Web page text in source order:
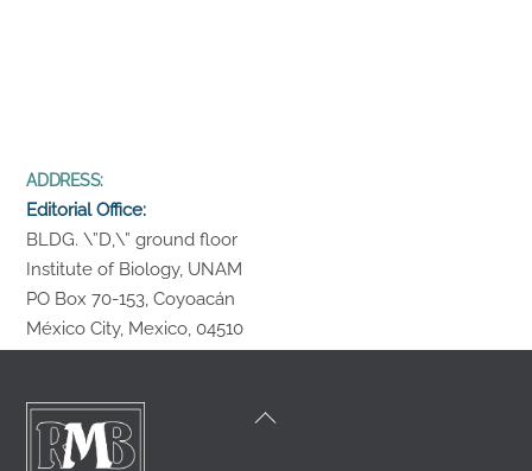
ADDRESS:
Editorial Office:
BLDG. \”D,\” ground floor
Institute of Biology, UNAM
PO Box 70-153, Coyoacán
México City, Mexico, 04510
Back
To